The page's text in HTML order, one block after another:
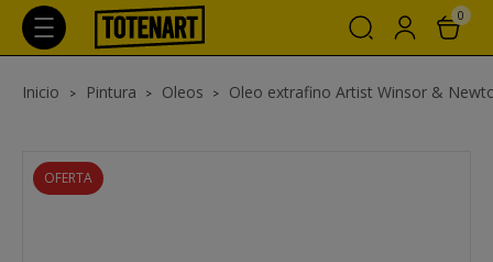
0
Inicio Pintura Oleos Oleo extrafino Artist Winsor &
OFERTA